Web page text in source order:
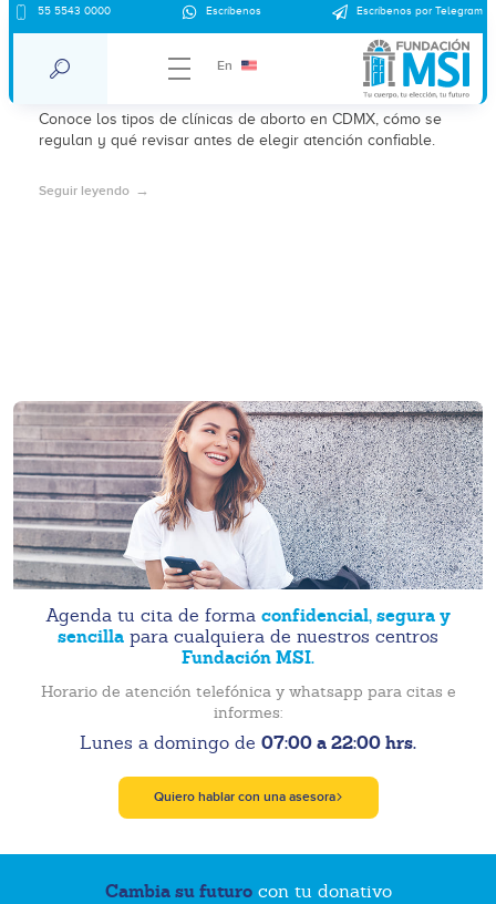
55 5543 0000 Escríbenos Escríbenos por Telegram
En
Clínica de aborto en CDMX – clínica
Pedregal: tipos, regulación y qué
considerar en 2026
Conoce los tipos de clínicas de aborto en CDMX, cómo se
regulan y qué revisar antes de elegir atención confiable.
Seguir leyendo
Agenda tu cita de forma confidencial, segura y
sencilla para cualquiera de nuestros centros
Fundación MSI.
Horario de atención telefónica y whatsapp para citas e
informes:
Lunes a domingo de 07:00 a 22:00 hrs.
Quiero hablar con una asesora
Cambia su futurocon tu donativo